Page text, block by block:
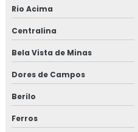
Rio Acima
Centralina
Bela Vista de Minas
Dores de Campos
Berilo
Ferros